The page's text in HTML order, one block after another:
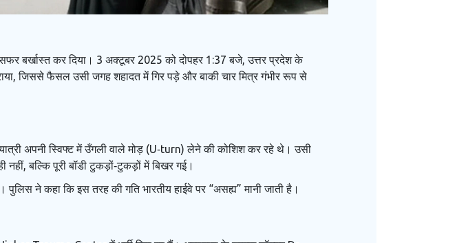
बर्खास्त कर दिया। 3 अक्टूबर 2025 को दोपहर 1:37 बजे, उत्तर प्रदेश के
जिससे फैसल उसी जगह शहादत में गिर पड़े और बाकी चार मित्र गंभीर रूप से
अपनीस्विफ्टमें उँगली वाले मोड़ (U‑turn) लेने की कोशिश कर रहे थे। उसी
बल्कि पूरी बॉडी टुकड़ों‑टुकड़ों में बिखर गई।
ने कहा कि इस तरह की गति भारतीय हाईवे पर “असह्य” मानी जाती है।